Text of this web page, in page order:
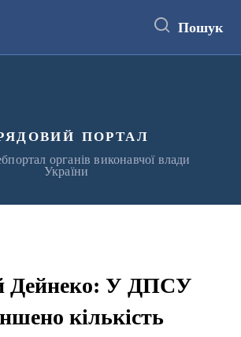
Пошук
портал
органів виконавчої влади
України
Дейнеко: У ДПСУ
кількість